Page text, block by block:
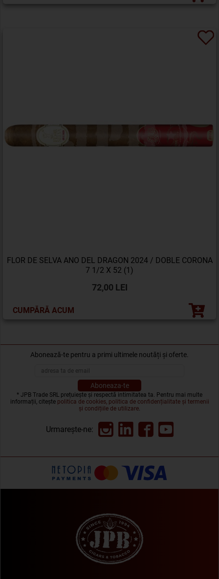
FLOR DE SELVA ANO DEL DRAGON 2024 / DOBLE CORONA
7 1/2 X 52 (1)
72,00 LEI
CUMPĂRĂ ACUM
Abonează-te pentru a primi ultimele noutăți și oferte.
* JPB Trade SRL prețuiește și respectă intimitatea ta. Pentru mai multe
informații, citește politica de cookies, politica de confidențialitate și termenii
și condițiile de utilizare.
Urmarește-ne: